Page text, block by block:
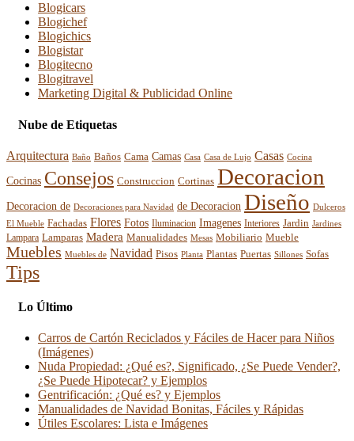
Blogicars
Blogichef
Blogichics
Blogistar
Blogitecno
Blogitravel
Marketing Digital & Publicidad Online
Nube de Etiquetas
Arquitectura Baño Baños Cama Camas Casa Casa de Lujo Casas Cocina
Cocinas Consejos Construccion Cortinas Decoracion
Decoracion de Decoraciones para Navidad de Decoracion Diseño Dulceros
El Mueble Fachadas Flores Fotos Iluminacion Imagenes Interiores Jardin Jardines
Lampara Lamparas Madera Manualidades Mesas Mobiliario Mueble
Muebles Muebles de Navidad Pisos Planta Plantas Puertas Sillones Sofas
Tips
Lo Último
Carros de Cartón Reciclados y Fáciles de Hacer para Niños
(Imágenes)
Nuda Propiedad: ¿Qué es?, Significado, ¿Se Puede Vender?,
¿Se Puede Hipotecar? y Ejemplos
Gentrificación: ¿Qué es? y Ejemplos
Manualidades de Navidad Bonitas, Fáciles y Rápidas
Útiles Escolares: Lista e Imágenes